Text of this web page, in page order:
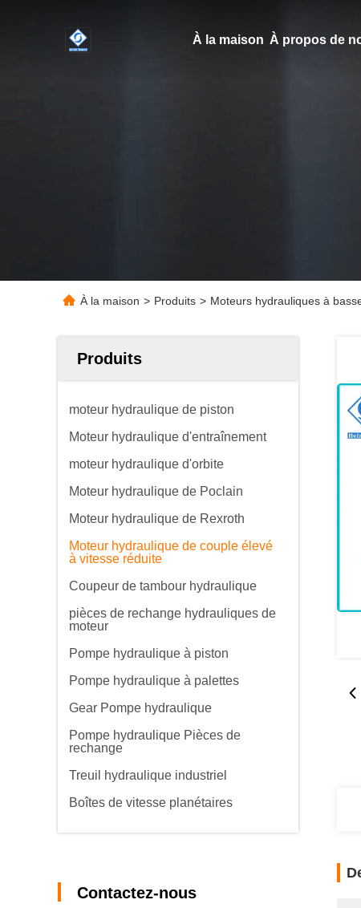
À la maison À propos de
À la maison > Produits > Moteurs hydrauliques à
Produits
moteur hydraulique de piston
Moteur hydraulique d'entraînement
moteur hydraulique d'orbite
Moteur hydraulique de Poclain
Moteur hydraulique de Rexroth
Moteur hydraulique de couple élevé
à vitesse réduite
Coupeur de tambour hydraulique
pièces de rechange hydrauliques de
moteur
Pompe hydraulique à piston
Pompe hydraulique à palettes
Gear Pompe hydraulique
Pompe hydraulique Pièces de
rechange
Treuil hydraulique industriel
Boîtes de vitesse planétaires
Contactez-nous